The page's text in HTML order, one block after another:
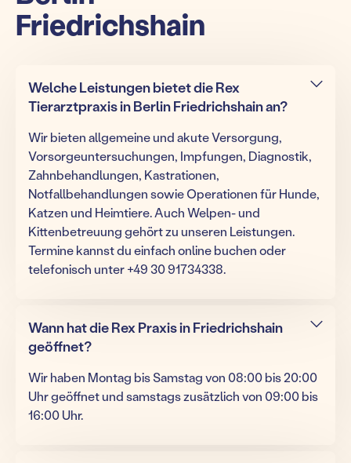
Friedrichshain
Welche Leistungen bietet die Rex
Tierarztpraxis in Berlin Friedrichshain an?
Wir bieten allgemeine und akute Versorgung,
Vorsorgeuntersuchungen, Impfungen, Diagnostik,
Zahnbehandlungen, Kastrationen,
Notfallbehandlungen sowie Operationen für Hunde,
Katzen und Heimtiere. Auch Welpen- und
Kittenbetreuung gehört zu unseren Leistungen.
Termine kannst du einfach online buchen oder
telefonisch unter +49 30 91734338.
Wann hat die Rex Praxis in Friedrichshain
geöffnet?
Wir haben Montag bis Samstag von 08:00 bis 20:00
Uhr geöffnet und samstags zusätzlich von 09:00 bis
16:00 Uhr.